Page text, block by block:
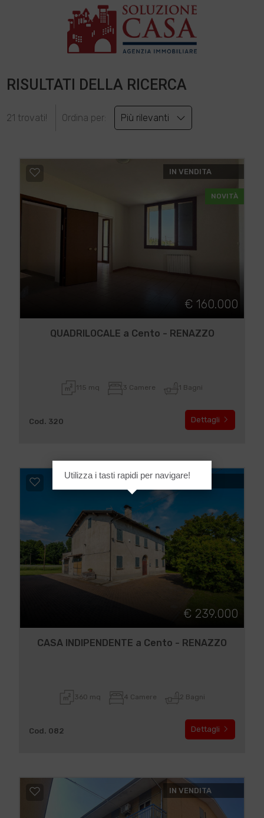
RISULTATI DELLA RICERCA
21 trovati! Ordina per: Più rilevanti
IN VENDITA
NOVITÀ
€ 160.000
QUADRILOCALE a Cento - RENAZZO
115 mq 3 Camere 1 Bagni
Cod. 320 Dettagli
IN VENDITA
€ 239.000
CASA INDIPENDENTE a Cento - RENAZZO
360 mq 4 Camere 2 Bagni
Cod. 082 Dettagli
IN VENDITA
Utilizza i tasti rapidi per navigare!